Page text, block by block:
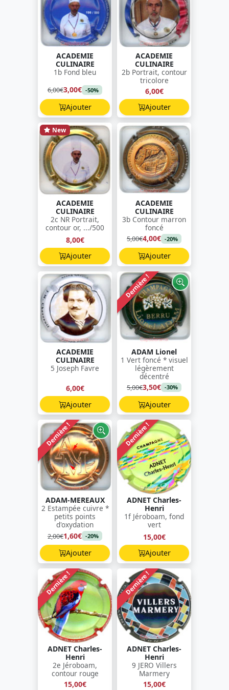
ACADEMIE
CULINAIRE
1b Fond bleu
6,00€3,00€ -50%
Ajouter
ACADEMIE
CULINAIRE
2b Portrait, contour
tricolore
6,00€
Ajouter
New
ACADEMIE
CULINAIRE
2c NR Portrait,
contour or, .../500
8,00€
Ajouter
ACADEMIE
CULINAIRE
3b Contour marron
foncé
5,00€4,00€ -20%
Ajouter
ACADEMIE
CULINAIRE
5 Joseph Favre
6,00€
Ajouter
Dernière !
ADAM Lionel
1 Vert foncé * visuel
légèrement
décentré
5,00€3,50€ -30%
Ajouter
Dernière !
ADAM-MEREAUX
2 Estampée cuivre *
petits points
d'oxydation
2,00€1,60€ -20%
Ajouter
Dernière !
ADNET Charles-
Henri
1f Jéroboam, fond
vert
15,00€
Ajouter
Dernière !
ADNET Charles-
Henri
2e Jéroboam,
contour rouge
15,00€
Dernière !
ADNET Charles-
Henri
9 JERO Villers
Marmery
15,00€